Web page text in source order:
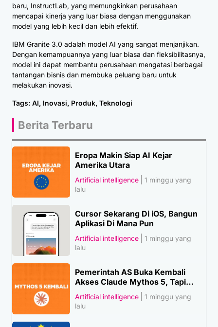
baru, InstructLab, yang memungkinkan perusahaan
mencapai kinerja yang luar biasa dengan menggunakan
model yang lebih kecil dan lebih efektif.
IBM Granite 3.0 adalah model AI yang sangat menjanjikan.
Dengan kemampuannya yang luar biasa dan fleksibilitasnya,
model ini dapat membantu perusahaan mengatasi berbagai
tantangan bisnis dan membuka peluang baru untuk
melakukan inovasi.
Tags: AI, Inovasi, Produk, Teknologi
Berita Terbaru
Eropa Makin Siap AI Kejar
Amerika Utara
Artificial intelligence
1 minggu yang
lalu
Cursor Sekarang Di iOS, Bangun
Aplikasi Di Mana Pun
Artificial intelligence
1 minggu yang
lalu
Pemerintah AS Buka Kembali
Akses Claude Mythos 5, Tapi…
Artificial intelligence
1 minggu yang
lalu